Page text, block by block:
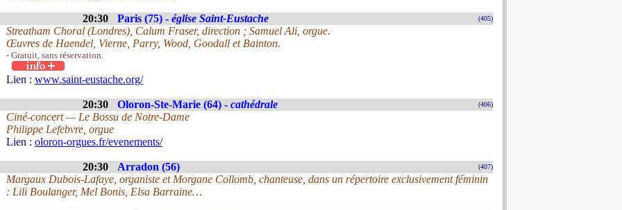
20:30 Paris (75) - église Saint-Eustache (405)
Streatham Choral (Londres), Calum Fraser, direction ; Samuel Ali, orgue.
Œuvres de Haendel, Vierne, Parry, Wood, Goodall et Bainton.
- Gratuit, sans réservation.
Lien : www.saint-eustache.org/
20:30 Oloron-Ste-Marie (64) - cathédrale (406)
Ciné-concert — Le Bossu de Notre-Dame
Philippe Lefebvre, orgue
Lien : oloron-orgues.fr/evenements/
20:30 Arradon (56) (407)
Margaux Dubois-Lafaye, organiste et Morgane Collomb, chanteuse, dans un répertoire exclusivement féminin
: Lili Boulanger, Mel Bonis, Elsa Barraine…